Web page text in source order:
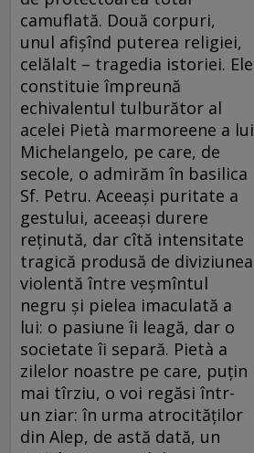
camuflată. Două corpuri,
unul afişînd puterea religiei,
celălalt – tragedia istoriei. Ele
constituie împreună
echivalentul tulburător al
acelei Pietà marmoreene a lui
Michelangelo, pe care, de
secole, o admirăm în basilica
Sf. Petru. Aceeaşi puritate a
gestului, aceeaşi durere
reţinută, dar cîtă intensitate
tragică produsă de diviziunea
violentă între veşmîntul
negru şi pielea imaculată a
lui: o pasiune îi leagă, dar o
societate îi separă. Pietà a
zilelor noastre pe care, puţin
mai tîrziu, o voi regăsi într-
un ziar: în urma atrocităţilor
din Alep, de astă dată, un